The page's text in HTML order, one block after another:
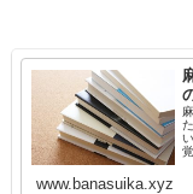
www.banasuika.xyz